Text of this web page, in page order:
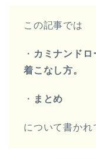
この記事では
・ カミナンドロ
着こなし方。
・ まとめ
について書かれ